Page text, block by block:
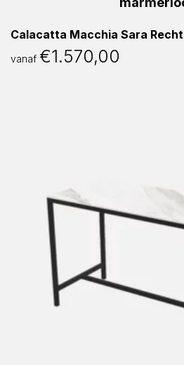
Calacatta Macchia Sara Recht
vanaf €1.570,00